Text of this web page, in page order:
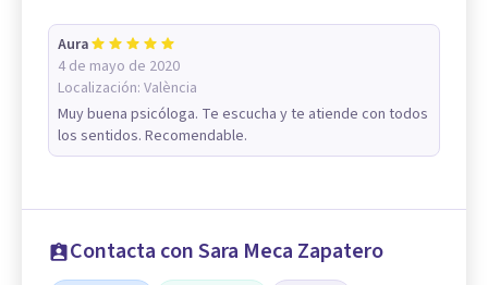
Aura
4 de mayo de 2020
Localización: València
Muy buena psicóloga. Te escucha y te atiende con todos
los sentidos. Recomendable.
Contacta con Sara Meca Zapatero